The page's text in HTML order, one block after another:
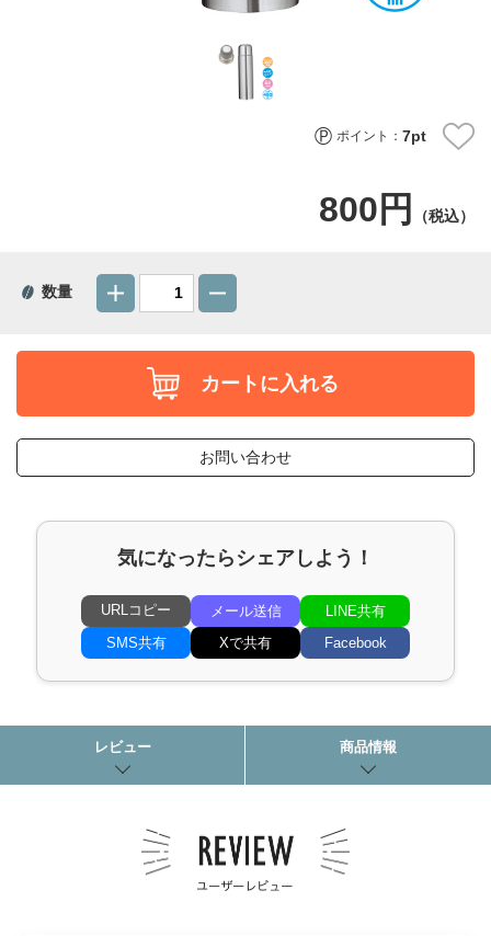
ポイント：7pt
800円 （税込）
数量
カートに入れる
お問い合わせ
気になったらシェアしよう！
URLコピー メール送信
LINE共有
SMS共有
Xで共有 Facebook
レビュー 商品情報